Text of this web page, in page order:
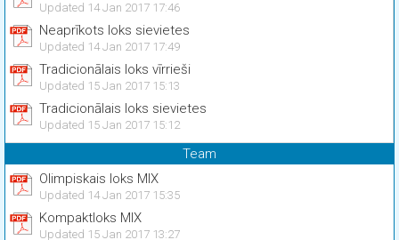
Updated 14 Jan 2017 17:46
Neaprīkots loks sievietes
Updated 14 Jan 2017 17:49
Tradicionālais loks vīrrieši
Updated 15 Jan 2017 15:13
Tradicionālais loks sievietes
Updated 15 Jan 2017 15:12
Team
Olimpiskais loks MIX
Updated 14 Jan 2017 15:35
Kompaktloks MIX
Updated 15 Jan 2017 13:27